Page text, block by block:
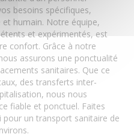
besoins spécifiques,
humain. Notre équipe,
et expérimentés, est
confort. Grâce à notre
assurons une ponctualité
sanitaires. Que ce
des transferts inter-
nous nous
fiable et ponctuel. Faites
pour un transport sanitaire de